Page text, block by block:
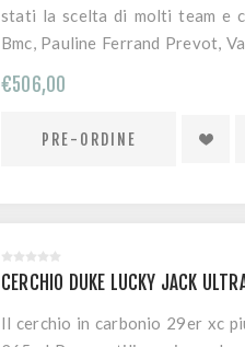
stati la scelta di molti team e
Bmc, Pauline Ferrand Prevot,
presentano un nuovo e
ulteriormente l'angolo di
€506,00
CERCHIO DUKE LUCKY JACK
Il cerchio in carbonio 29er xc